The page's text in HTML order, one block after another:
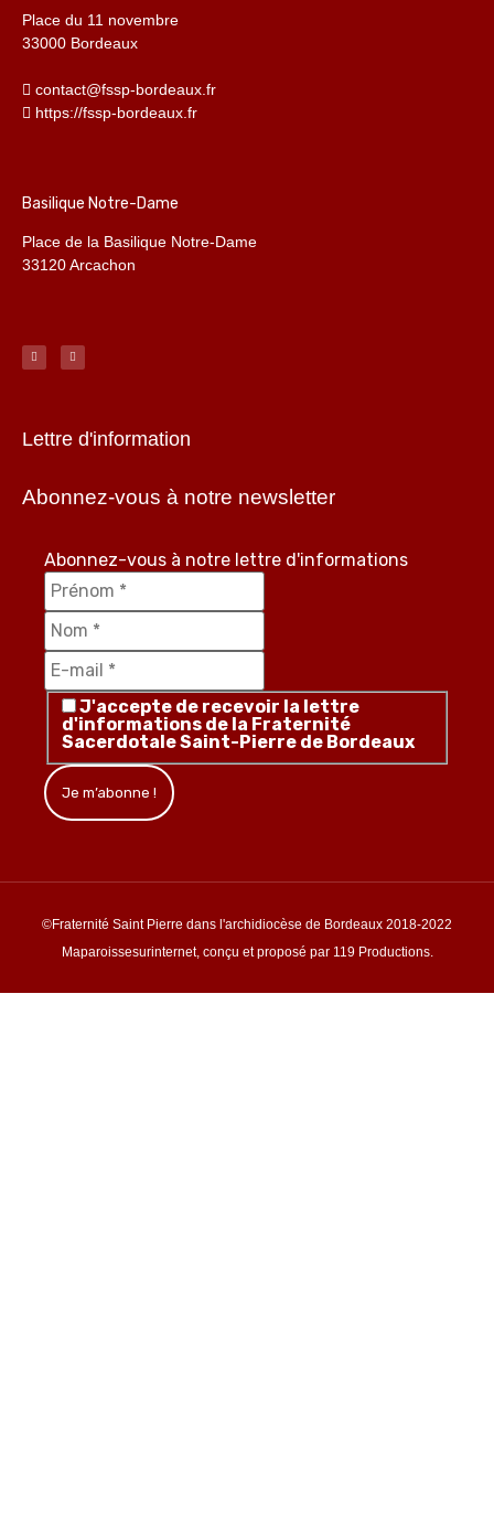
Place du 11 novembre
33000 Bordeaux
contact@fssp-bordeaux.fr
https://fssp-bordeaux.fr
Basilique Notre-Dame
Place de la Basilique Notre-Dame
33120 Arcachon
Lettre d'information
Abonnez-vous à notre newsletter
Abonnez-vous à notre lettre d'informations
J'accepte de recevoir la lettre
d'informations de la Fraternité
Sacerdotale Saint-Pierre de Bordeaux
©Fraternité Saint Pierre dans l'archidiocèse de Bordeaux 2018-2022
Maparoissesurinternet, conçu et proposé par 119 Productions.